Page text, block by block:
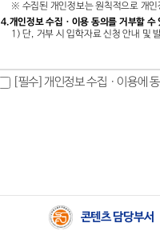
※ 수집된 개인정보는 원칙적으로 개
4.개인정보 수집ㆍ이용 동의를 거부할 수
1) 단, 거부 시 입학자료 신청 안내 및
[필수]개인정보 수집ㆍ이용에
콘텐츠 담당부서